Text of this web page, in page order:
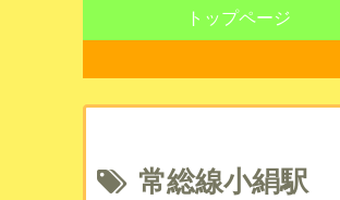
トップページ
常総線小絹駅